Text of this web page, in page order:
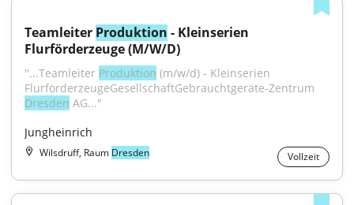
Teamleiter Produktion - Kleinserien
Flurförderzeuge (M/W/D)
"...Teamleiter Produktion (m/w/d) - Kleinserien
Dresden AG..."
Jungheinrich
Wilsdruff, Raum Dresden Vollzeit